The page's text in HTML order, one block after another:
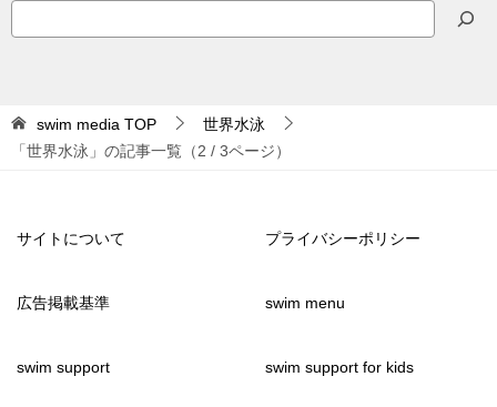
索
swim media TOP
世界水泳
「世界水泳」の記事一覧（2 / 3ページ）
サイトについて プライバシーポリシー
広告掲載基準 swim menu
swim support swim support for kids